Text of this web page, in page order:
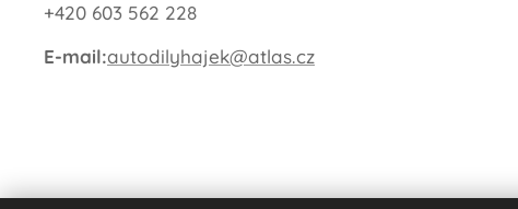
+420 603 562 228
E-mail:autodilyhajek@atlas.cz